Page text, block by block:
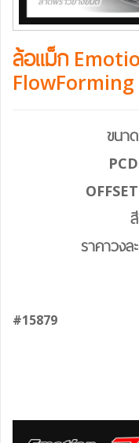
ล้อแม็ก
FlowForming
ขนาด
PCD
OFFSET
สี
ราคาวงละ
#15879